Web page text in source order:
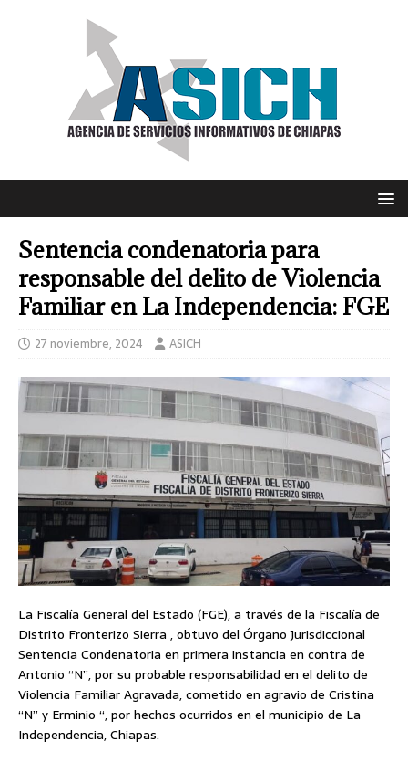
Sentencia condenatoria para
responsable del delito de Violencia
Familiar en La Independencia: FGE
27 noviembre, 2024 ASICH
La Fiscalía General del Estado (FGE), a través de la Fiscalía de
Distrito Fronterizo Sierra , obtuvo del Órgano Jurisdiccional
Sentencia Condenatoria en primera instancia en contra de
Antonio “N”, por su probable responsabilidad en el delito de
Violencia Familiar Agravada, cometido en agravio de Cristina
“N” y Erminio “, por hechos ocurridos en el municipio de La
Independencia, Chiapas.